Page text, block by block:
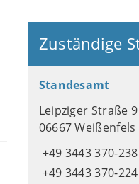
Zuständige
Standesamt
Leipziger Straße 9
06667 Weißenfels
+49 3443 370-238
+49 3443 370-224